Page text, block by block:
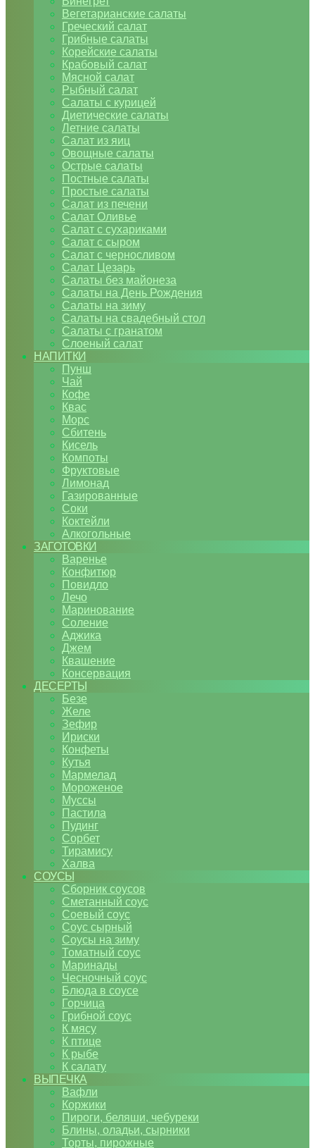
Вегетарианские салаты
Греческий салат
Грибные салаты
Корейские салаты
Крабовый салат
Мясной салат
Рыбный салат
Салаты с курицей
Диетические салаты
Летние салаты
Салат из яиц
Овощные салаты
Острые салаты
Постные салаты
Простые салаты
Салат из печени
Салат Оливье
Салат с сухариками
Салат с сыром
Салат с черносливом
Салат Цезарь
Салаты без майонеза
Салаты на День Рождения
Салаты на зиму
Салаты на свадебный стол
Салаты с гранатом
Слоеный салат
НАПИТКИ
Пунш
Чай
Кофе
Квас
Морс
Сбитень
Кисель
Компоты
Фруктовые
Лимонад
Газированные
Соки
Коктейли
Алкогольные
ЗАГОТОВКИ
Варенье
Конфитюр
Повидло
Лечо
Маринование
Соление
Аджика
Джем
Квашение
Консервация
ДЕСЕРТЫ
Безе
Желе
Зефир
Ириски
Конфеты
Кутья
Мармелад
Мороженое
Муссы
Пастила
Пудинг
Сорбет
Тирамису
Халва
СОУСЫ
Сборник соусов
Сметанный соус
Соевый соус
Соус сырный
Соусы на зиму
Томатный соус
Маринады
Чесночный соус
Блюда в соусе
Горчица
Грибной соус
К мясу
К птице
К рыбе
К салату
ВЫПЕЧКА
Вафли
Коржики
Пироги, беляши, чебуреки
Блины, оладьи, сырники
Торты, пирожные